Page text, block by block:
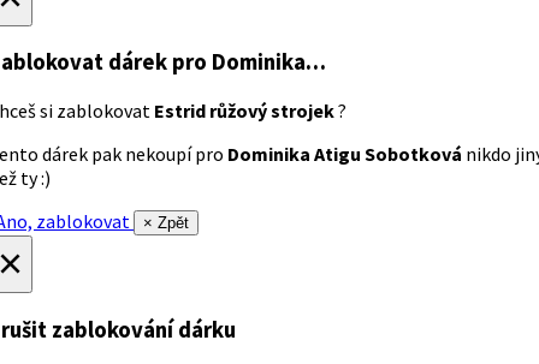
dárek pro Dominika…
si zablokovat Estrid růžový strojek?
dárek pak nekoupí pro Dominika Atigu Sobotková nikdo
ty :)
zablokovat
× Zpět
zablokování dárku